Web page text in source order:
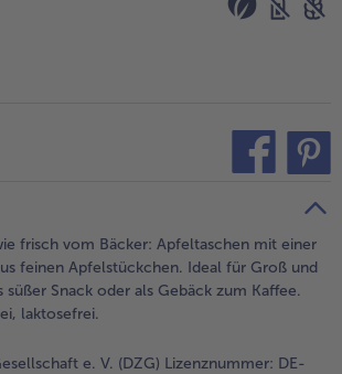
frisch vom Bäcker: Apfeltaschen mit einer
feinen Apfelstückchen. Ideal für Groß und
süßer Snack oder als Gebäck zum Kaffee.
laktosefrei.
e. V. (DZG) Lizenznummer: DE-